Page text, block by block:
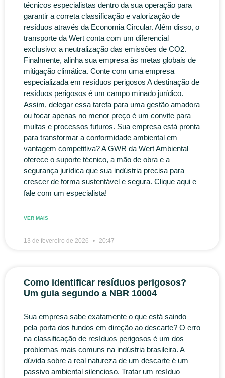
técnicos especialistas dentro da sua operação para
garantir a correta classificação e valorização de
resíduos através da Economia Circular. Além disso, o
transporte da Wert conta com um diferencial
exclusivo: a neutralização das emissões de CO2.
Finalmente, alinha sua empresa às metas globais de
mitigação climática. Conte com uma empresa
especializada em resíduos perigosos A destinação de
resíduos perigosos é um campo minado jurídico.
Assim, delegar essa tarefa para uma gestão amadora
ou focar apenas no menor preço é um convite para
multas e processos futuros. Sua empresa está pronta
para transformar a conformidade ambiental em
vantagem competitiva? A GWR da Wert Ambiental
oferece o suporte técnico, a mão de obra e a
segurança jurídica que sua indústria precisa para
crescer de forma sustentável e segura. Clique aqui e
fale com um especialista!
VER MAIS
13 de fevereiro de 2026 20:47
Como identificar resíduos perigosos?
Um guia segundo a NBR 10004
Sua empresa sabe exatamente o que está saindo
pela porta dos fundos em direção ao descarte? O erro
na classificação de resíduos perigosos é um dos
problemas mais comuns na indústria brasileira. A
dúvida sobre a real natureza de um descarte é um
passivo ambiental silencioso. Tratar um resíduo